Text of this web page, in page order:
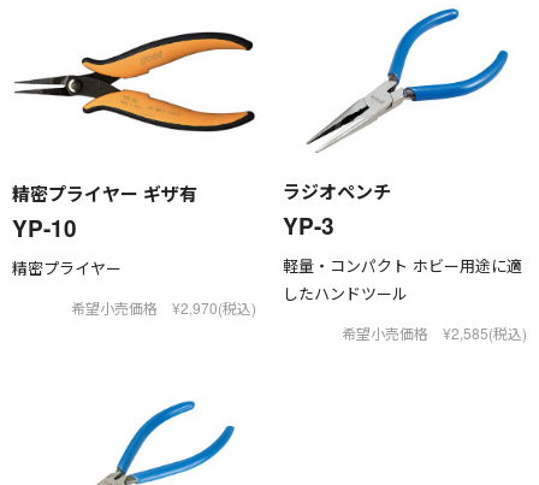
精密プライヤー ギザ有
YP-10
精密プライヤー
希望小売価格 ¥2,970(税込)
ラジオペンチ
YP-3
軽量・コンパクト ホビー用途に適
したハンドツール
希望小売価格 ¥2,585(税込)